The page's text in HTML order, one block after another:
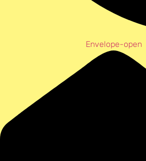
Envelope-open